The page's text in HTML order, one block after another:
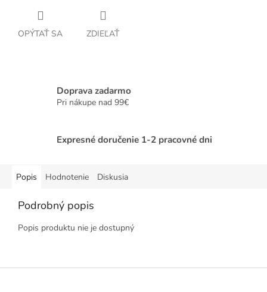
OPÝTAŤ SA ZDIEĽAŤ
Doprava zadarmo
Pri nákupe nad 99€
Expresné doručenie 1-2 pracovné dni
Popis Hodnotenie Diskusia
Podrobný popis
Popis produktu nie je dostupný
Z